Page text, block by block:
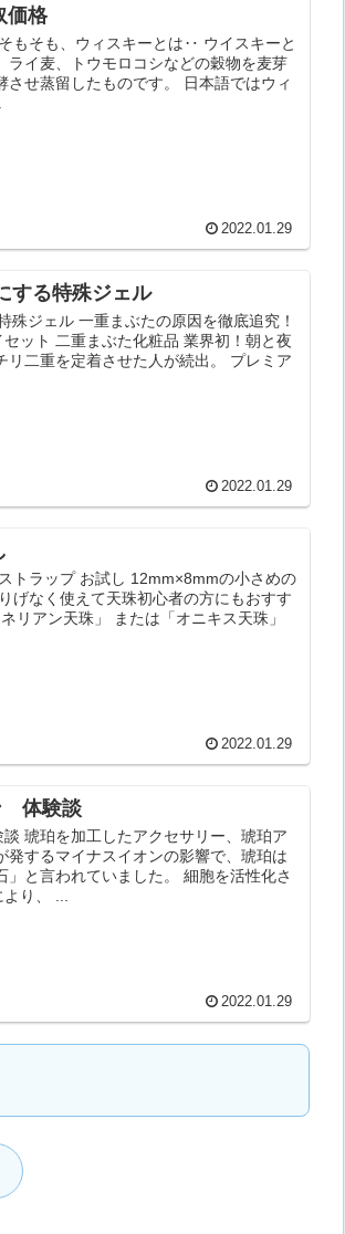
価格
もそも、ウィスキーとは‥ ウイスキーと
ライ麦、トウモロコシなどの穀物を麦芽
させ蒸留したものです。 日本語ではウィ
2022.01.29
する特殊ジェル
殊ジェル 一重まぶたの原因を徹底追究！
ット 二重まぶた化粧品 業界初！朝と夜
リ二重を定着させた人が続出。 プレミア
2022.01.29
トラップ お試し 12mm×8mmの小さめの
げなく使えて天珠初心者の方にもおすす
リアン天珠」 または「オニキス天珠」
2022.01.29
体験談
琥珀を加工したアクセサリー、琥珀ア
発するマイナスイオンの影響で、琥珀は
」と言われていました。 細胞を活性化さ
より、 ...
2022.01.29